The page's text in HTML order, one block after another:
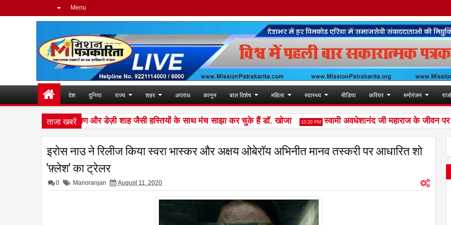
Menu
देश दुनिया राज्य शहर अपराध कानून बाल विशेष महिला स्वास्थ्य मीडिया करियर मनोरंजन
ताजा खबरें
ओबेरॉय, उदित नारायण और डेज़ी शाह जैसी हस्तियों के साथ मंच साझा कर चुके हैं डॉ. खोजा 10:20 PM स्वामी अवधेशानंद जी महाराज के जीवन पर
इरोस नाउ ने रिलीज किया स्वरा भास्कर और अक्षय ओबेरॉय अभिनीत मानव तस्करी पर आधारित शो
'फ़्लेश' का ट्रेलर
0 Manoranjan August 11, 2020